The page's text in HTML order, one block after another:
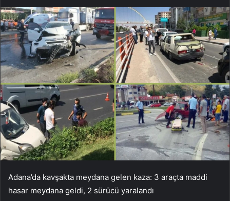
Adana’da kavşakta meydana gelen kaza: 3 araçta maddi
hasar meydana geldi, 2 sürücü yaralandı